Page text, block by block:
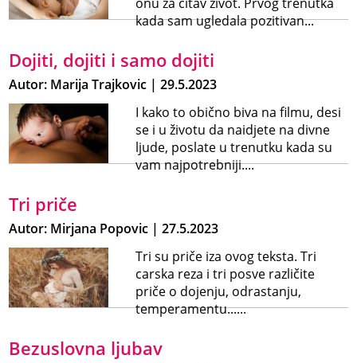
kada sam ugledala pozitivan...
Dojiti, dojiti i samo dojiti
Autor: Marija Trajkovic | 29.5.2023
I kako to obično biva na filmu, desi
se i u životu da naidjete na divne
ljude, poslate u trenutku kada su
vam najpotrebniji....
Tri priče
Autor: Mirjana Popovic | 27.5.2023
Tri su priče iza ovog teksta. Tri
carska reza i tri posve različite
priče o dojenju, odrastanju,
temperamentu......
Bezuslovna ljubav